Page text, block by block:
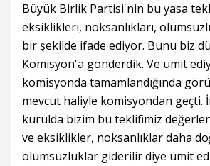
Büyük Birlik Partisi'nin bu yasa
eksiklikleri, noksanlıkları,
bir şekilde ifade ediyor. Bunu biz
Komisyon'a gönderdik. Ve ümit
komisyonda tamamlandığında
mevcut haliyle komisyondan geçti.
kurulda bizim bu teklifimiz
ve eksiklikler, noksanlıklar daha
olumsuzluklar giderilir diye ümit